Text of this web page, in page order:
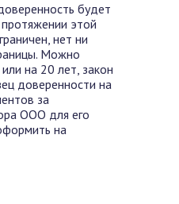
будет
этой
нет ни
Можно
на 20 лет, закон
доверенности на
за
ООО для его
на